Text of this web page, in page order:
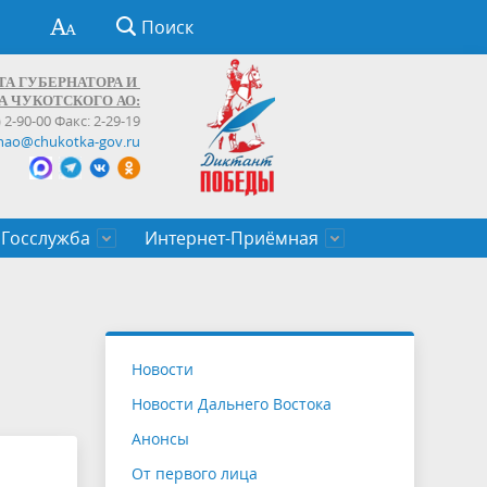
Поиск
ГУБЕРНАТОРА И
ЧУКОТСКОГО АО:
2-90-00 Факс: 2-29-19
gov.ru
Госслужба
служащих Чукотского автономного
Интернет-Приёмная
Новости
Новости Дальнего Востока
Анонсы
От первого лица